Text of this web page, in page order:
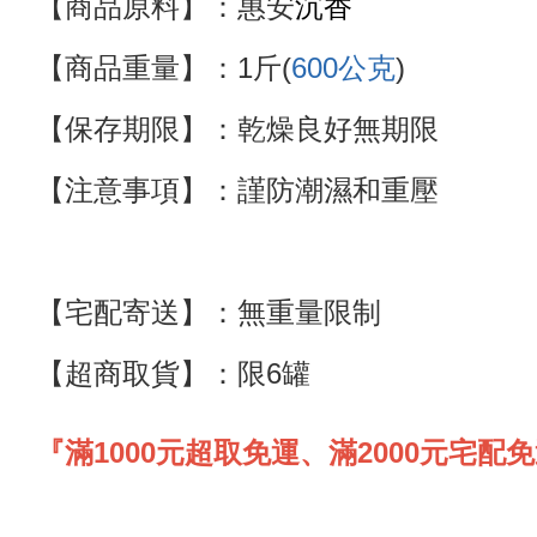
【商品原料】：惠安
【商品重量】： 1斤(600公克)
【保存期限】：乾燥良好無期限
【注意事項】：謹防潮濕和重壓
【宅配寄送】 ： 無重量限制
【超商取貨】
：限6罐
『滿1000元超取免運、滿2000元宅配